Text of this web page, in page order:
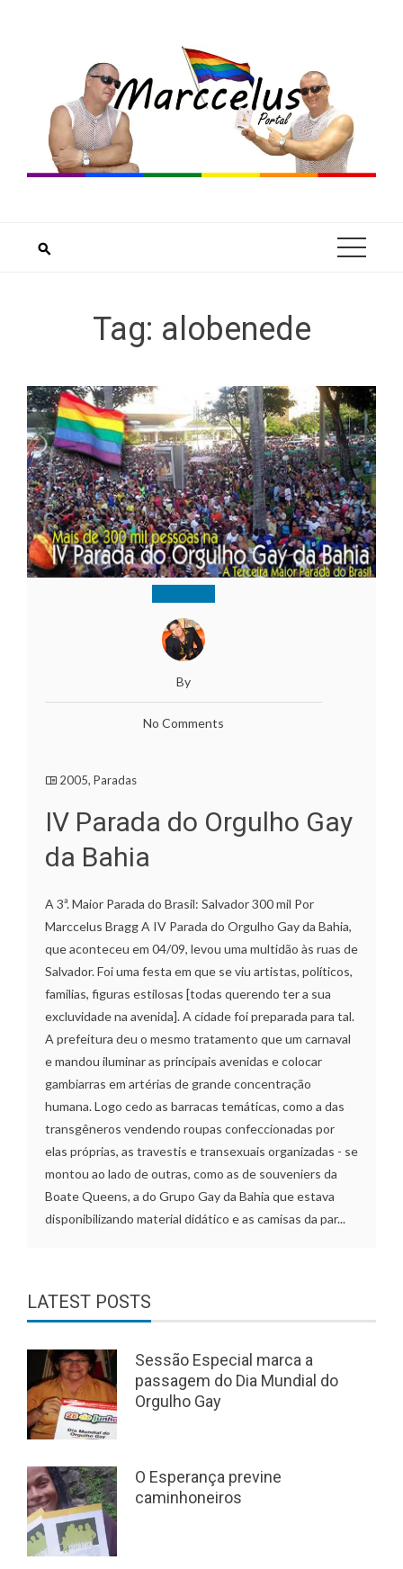
Tag: alobenede
By
No Comments
2005, Paradas
IV Parada do Orgulho Gay
da Bahia
A 3ª. Maior Parada do Brasil: Salvador 300 mil Por
Marccelus Bragg A IV Parada do Orgulho Gay da Bahia,
que aconteceu em 04/09, levou uma multidão às ruas de
Salvador. Foi uma festa em que se viu artistas, políticos,
familias, figuras estilosas [todas querendo ter a sua
excluvidade na avenida]. A cidade foi preparada para tal.
A prefeitura deu o mesmo tratamento que um carnaval
e mandou iluminar as principais avenidas e colocar
gambiarras em artérias de grande concentração
humana. Logo cedo as barracas temáticas, como a das
transgêneros vendendo roupas confeccionadas por
elas próprias, as travestis e transexuais organizadas - se
montou ao lado de outras, como as de souveniers da
Boate Queens, a do Grupo Gay da Bahia que estava
disponibilizando material didático e as camisas da par...
LATEST POSTS
Sessão Especial marca a
passagem do Dia Mundial do
Orgulho Gay
O Esperança previne
caminhoneiros